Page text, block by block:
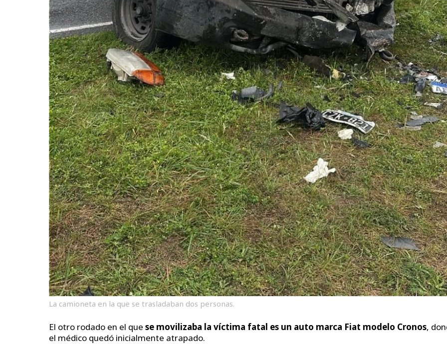
La camioneta en la que se trasladaban dos personas.
El otro rodado en el que se movilizaba la víctima fatal es un auto marca Fiat modelo Cronos,
el médico quedó inicialmente atrapado.